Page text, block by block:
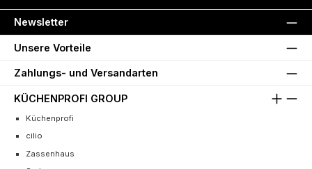
Newsletter
Unsere Vorteile
Zahlungs- und Versandarten
KÜCHENPROFI GROUP
Küchenprofi
cilio
Zassenhaus